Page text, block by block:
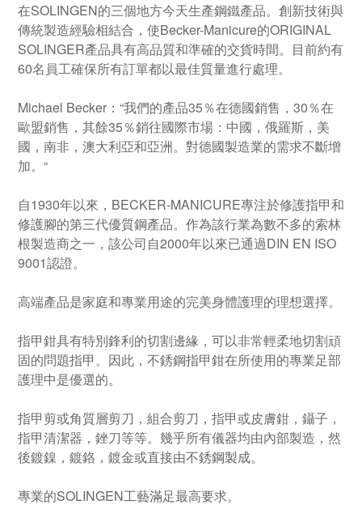
在SOLINGEN的三個地方今天生產鋼鐵產品。創新技術與
傳統製造經驗相結合，使Becker-Manicure的ORIGINAL
SOLINGER產品具有高品質和準確的交貨時間。目前約有
60名員工確保所有訂單都以最佳質量進行處理。
Michael Becker：“我們的產品35％在德國銷售，30％在
歐盟銷售，其餘35％銷往國際市場：中國，俄羅斯，美
國，南非，澳大利亞和亞洲。對德國製造業的需求不斷增
加。“
自1930年以來，BECKER-MANICURE專注於修護指甲和
修護腳的第三代優質鋼產品。作為該行業為數不多的索林
根製造商之一，該公司自2000年以來已通過DIN EN ISO
9001認證。
高端產品是家庭和專業用途的完美身體護理的理想選擇。
指甲鉗具有特別鋒利的切割邊緣，可以非常輕柔地切割頑
固的問題指甲。因此，不銹鋼指甲鉗在所使用的專業足部
護理中是優選的。
指甲剪或角質層剪刀，組合剪刀，指甲或皮膚鉗，鑷子，
指甲清潔器，銼刀等等。幾乎所有儀器均由內部製造，然
後鍍鎳，鍍鉻，鍍金或直接由不銹鋼製成。
專業的SOLINGEN工藝滿足最高要求。